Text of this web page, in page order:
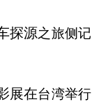
探源之旅侧记
展在台湾举行